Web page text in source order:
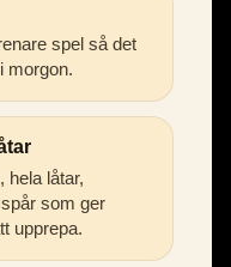
spel så det
morgon.
hela låtar,
som ger
upprepa.